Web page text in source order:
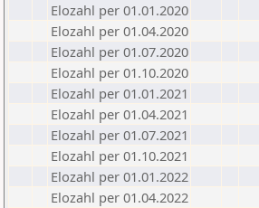
Elozahl per 01.01.2020
Elozahl per 01.04.2020
Elozahl per 01.07.2020
Elozahl per 01.10.2020
Elozahl per 01.01.2021
Elozahl per 01.04.2021
Elozahl per 01.07.2021
Elozahl per 01.10.2021
Elozahl per 01.01.2022
Elozahl per 01.04.2022